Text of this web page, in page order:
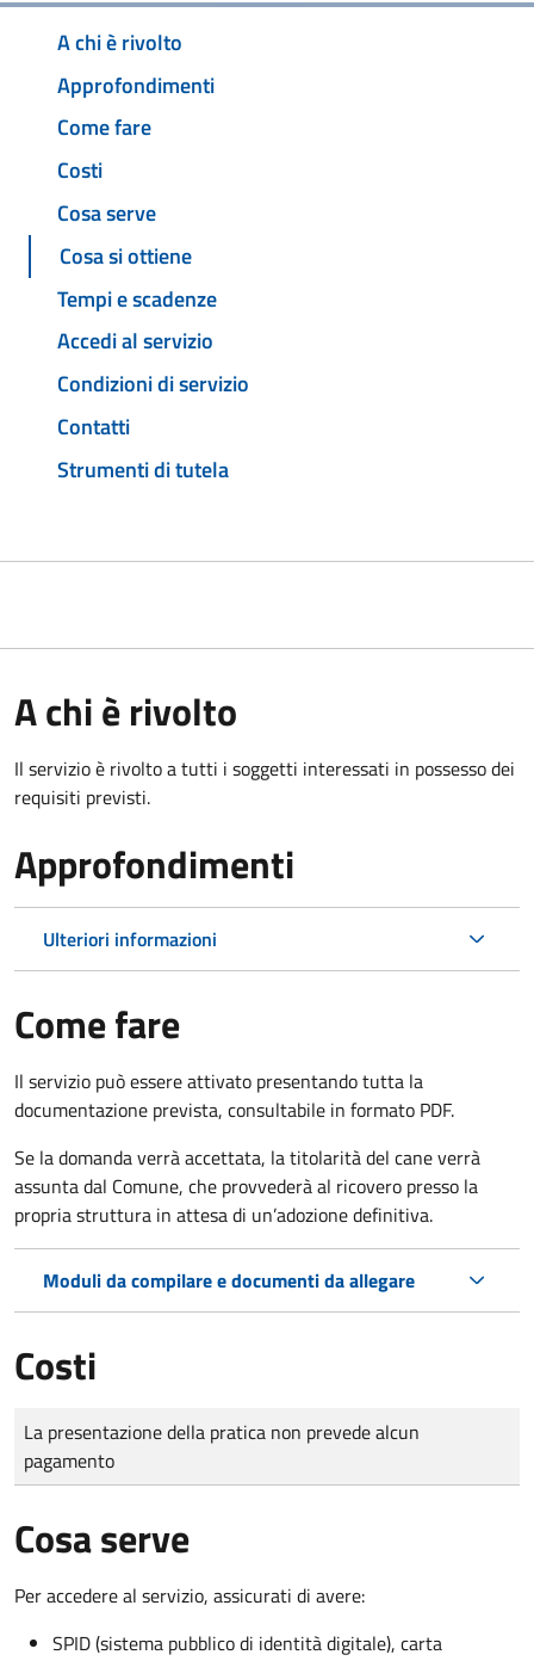
A chi è rivolto
Approfondimenti
Come fare
Costi
Cosa serve
Cosa si ottiene
Tempi e scadenze
Accedi al servizio
Condizioni di servizio
Contatti
Strumenti di tutela
A chi è rivolto
Il servizio è rivolto a tutti i soggetti interessati in possesso dei
requisiti previsti.
Approfondimenti
Ulteriori informazioni
Come fare
Il servizio può essere attivato presentando tutta la
documentazione prevista, consultabile in formato PDF.
Se la domanda verrà accettata, la titolarità del cane verrà
assunta dal Comune, che provvederà al ricovero presso la
propria struttura in attesa di un’adozione definitiva.
Moduli da compilare e documenti da allegare
Costi
Tipo di pagamento
Importo
La presentazione della pratica non prevede alcun
pagamento
Cosa serve
Per accedere al servizio, assicurati di avere:
SPID (sistema pubblico di identità digitale), carta